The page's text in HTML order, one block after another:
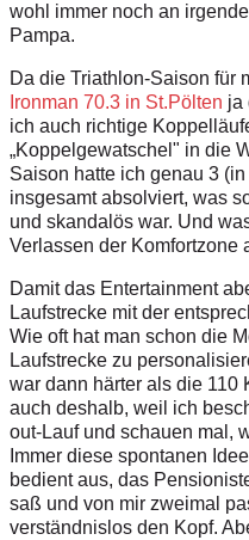
wohl immer noch an
Pampa.
Da die Triathlon-Saison für
Ironman 70.3 in St.Pölten ja
ich auch richtige
„Koppelgewatschel" in die
Saison hatte ich genau 3
insgesamt absolviert, was
und skandalös war. Und
Verlassen der Komfortzone
Damit das Entertainment
Laufstrecke mit der
Wie oft hat man schon die
Laufstrecke zu
war dann härter als die 110
auch deshalb, weil ich
out-Lauf und schauen mal,
Immer diese spontanen
bedient aus, das
saß und von mir zweimal
verständnislos den Kopf.